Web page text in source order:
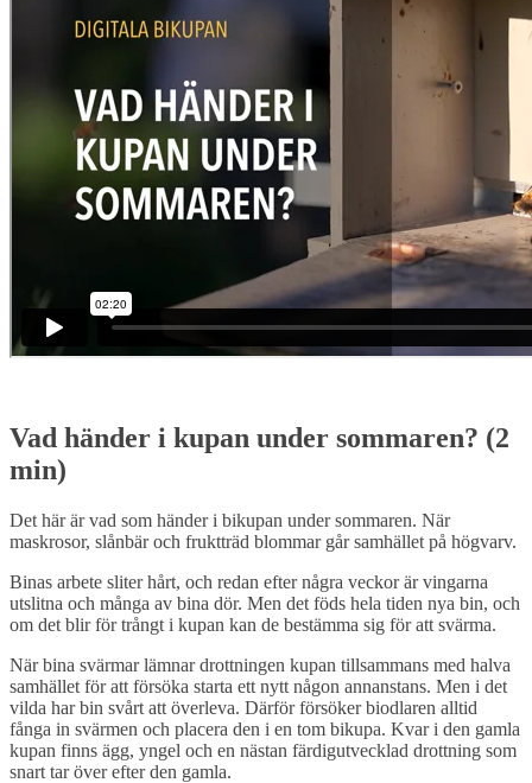
Vad händer i kupan under sommaren? (2
min)
Det härärvad som händeri bikupan undersommaren. När
maskrosor, slånbäroch fruktträd blommar gårsamhället på högvarv.
Binas arbete sliterhårt, och redan efternågra veckorärvingarna
utslitna och många av bina dör. Men det föds hela tiden nya bin, och
om det blirförtrångt i kupan kan de bestämma sig föratt svärma.
Närbina svärmarlämnardrottningen kupan tillsammans med halva
samhället föratt försöka starta ett nytt någon annanstans. Men i det
vilda harbin svårt att överleva. Därförförsökerbiodlaren alltid
fånga in svärmen och placera den i en tom bikupa. Kvari den gamla
kupan finns ägg, yngel och en nästan färdigutvecklad drottning som
snart taröverefterden gamla.